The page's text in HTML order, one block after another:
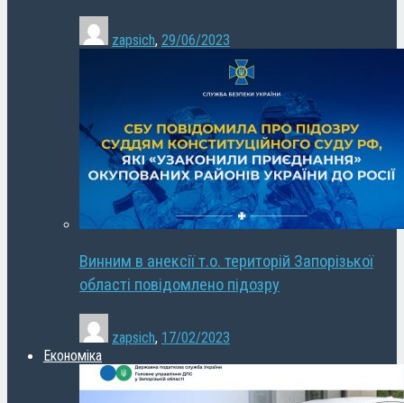
zapsich, 29/06/2023
Винним в анексії т.о. територій Запорізької
області повідомлено підозру
zapsich, 17/02/2023
Економіка